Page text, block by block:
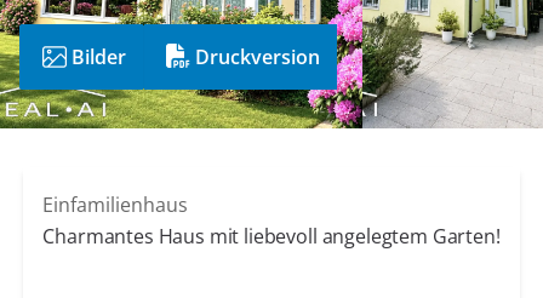
Bilder Druckversion
Einfamilienhaus
Charmantes Haus mit liebevoll angelegtem Garten!